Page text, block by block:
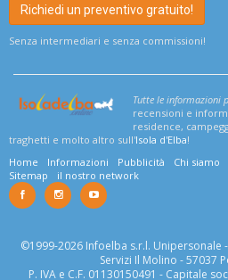
Richiedi un preventivo gratuito!
Senza intermediari e senza commissioni!
Tutte le informazioni
recensioni e
residence,
traghetti e molto altro sull'Isola d'Elba!
Home
Informazioni Pubblicità Chi siamo
Sitemap
il nostro network
©1999-2026 Infoelba s.r.l. Unipersonale
Servizi Il Molino - 57037
P. IVA e C.F. 01130150491 - Capitale